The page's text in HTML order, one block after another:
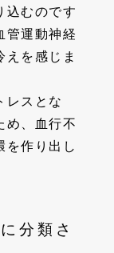
込むのです
管運動神経
を感じま
スとな
め、血行不
を作り出し
分類さ